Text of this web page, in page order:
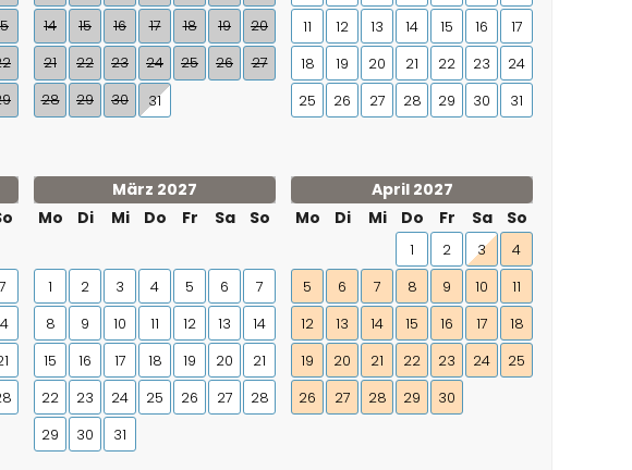
14
15 16 17 18 19
20
21
22 23 24 25 26
27
28
29 30 31
11
12 13 14 15 16
17
18
19 20 21 22 23
24
25
26 27 28 29 30 31
7
März 2027
Mo
Di Mi Do Fr Sa So
1 2 3 4 5 6
7
8
9 10 11 12 13
14
15
16 17 18 19 20
21
22
23 24 25 26 27
28
29
30 31
April 2027
Mo
Di Mi Do Fr Sa So
1 2 3
4
5
6 7 8 9 10
11
12
13 14 15 16 17
18
19
20 21 22 23 24
25
26
27 28 29 30